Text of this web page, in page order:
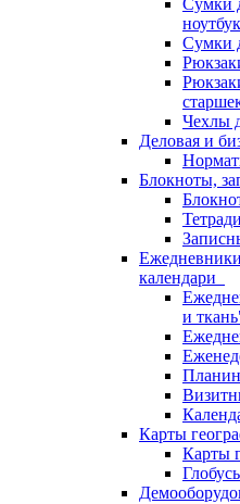
Сумки
Сумки
Чехлы
Деловая и
Блокноты,
Тетради
календари
и
Карты
Карты